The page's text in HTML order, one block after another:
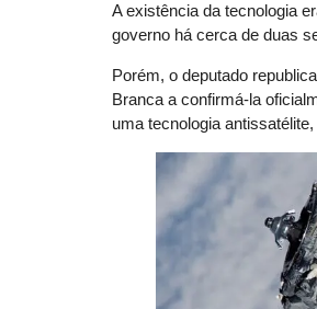
A existência da tecnologia
governo há cerca de duas
Porém, o deputado
Branca a confirmá-la
uma tecnologia